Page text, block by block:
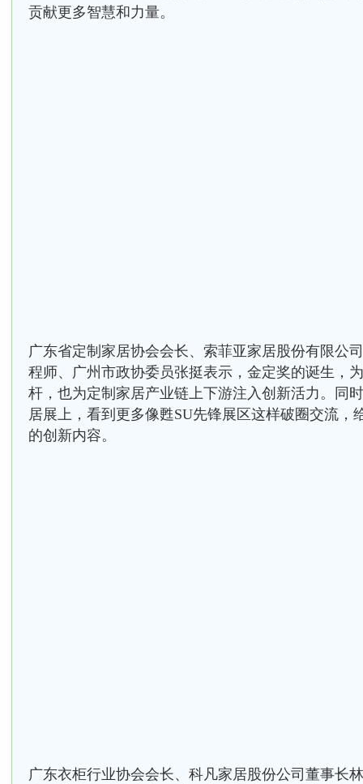
贡献更多智慧和力量。
广东省定制家居协会会长、索菲亚家居股份有限公
程师、广州市政协委员张挺表示，金定奖的诞生，
杆，也为定制家居产业链上下游注入创新活力。同
居展上，看到更多像甦SU先锋展区这样破圈交流，
的创新内容。
广东衣柜行业协会会长、科凡家居股份公司董事长